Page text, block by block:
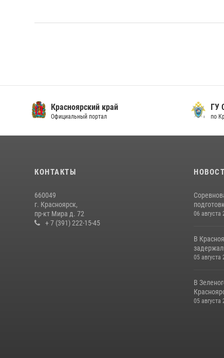
Красноярский край
Официальный портал
ГУ
по
КОНТАКТЫ
660049
г. Красноярск,
пр-кт Мира д. 72
+ 7 (391) 222-15-45
06 августа
В
05 августа
В
05 августа